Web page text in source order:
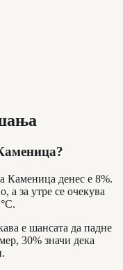
Каменица денес е 8%.
а за утре се очекува
е шансата да падне
30% значи дека